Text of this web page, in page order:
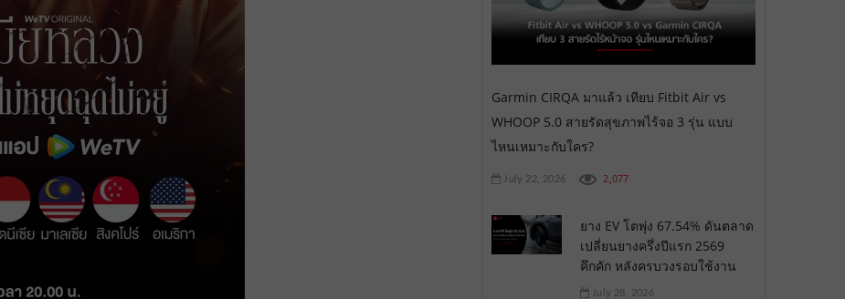
Garmin CIRQA มาแล้ว เทียบ Fitbit Air vs
WHOOP 5.0 สายรัดสุขภาพไร้จอ 3 รุ่น แบบ
ไหนเหมาะกับใคร?
July 22, 2026 2,077
ยาง EV โตพุ่ง 67.54% ดันตลาด
เปลี่ยนยางครึ่งปีแรก 2569
คึกคัก หลังครบวงรอบใช้งาน
July 28, 2026